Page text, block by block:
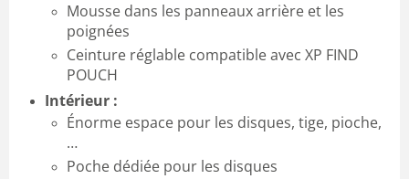
Mousse dans les panneaux arrière et les
poignées
Ceinture réglable compatible avec XP FIND
POUCH
Intérieur :
Énorme espace pour les disques, tige, pioche,
…
Poche dédiée pour les disques